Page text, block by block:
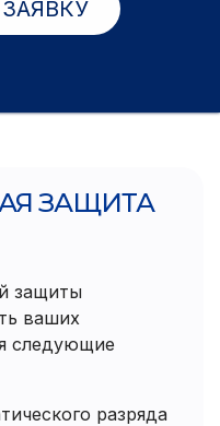
ЗАЩИТА
защиты
ваших
следующие
разряда